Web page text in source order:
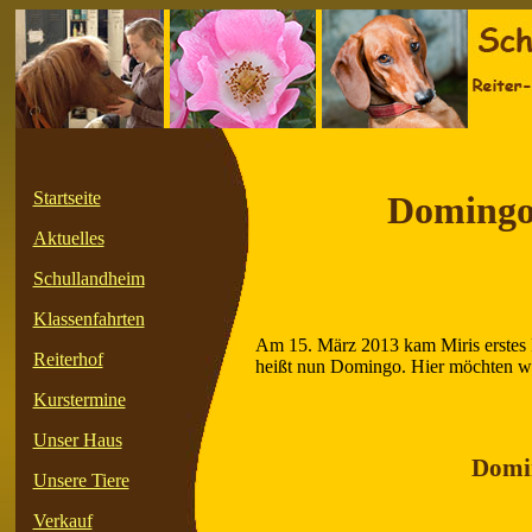
Startseite
Aktuelles
Schullandheim
Klassenfahrten
Reiterhof
Kurstermine
Unser Haus
Unsere Tiere
Verkauf
Am 15. März 2013 kam Miris
heißt nun Domingo. Hier möchten